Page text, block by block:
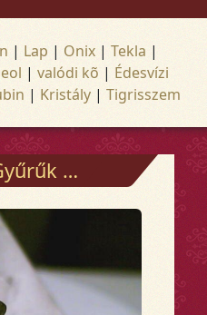
| Lap | Onix | Tekla |
| valódi kõ | Édesvízi
| Kristály | Tigrisszem
ezüst ékszerek